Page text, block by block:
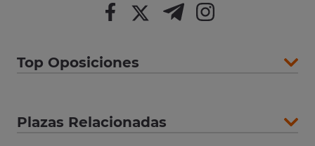
Top Oposiciones
Plazas Relacionadas